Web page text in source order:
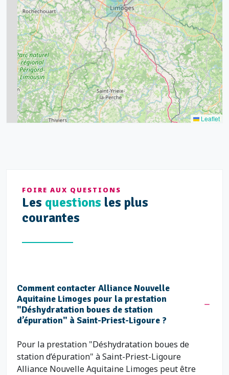
9
2
3
11
5
8
7
20
15
Leaflet
FOIRE AUX QUESTIONS
Les questions les plus
courantes
Comment contacter Alliance Nouvelle
Aquitaine Limoges pour la prestation
"Déshydratation boues de station
d’épuration" à Saint-Priest-Ligoure ?
Pour la prestation "Déshydratation boues de
station d’épuration" à Saint-Priest-Ligoure
Alliance Nouvelle Aquitaine Limoges peut être